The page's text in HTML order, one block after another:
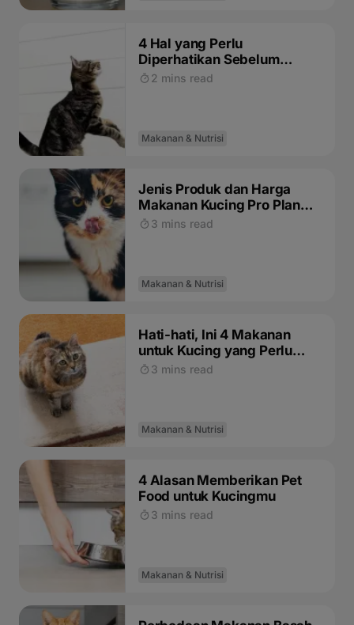
4 Hal yang Perlu
Diperhatikan Sebelum
Mengganti Makanan Kucing
2 mins read
Makanan & Nutrisi
Jenis Produk dan Harga
Makanan Kucing Pro Plan
Wet yang Perlu PetLovers
3 mins read
Makanan & Nutrisi
Hati-hati, Ini 4 Makanan
untuk Kucing yang Perlu
Dihindari!
3 mins read
Makanan & Nutrisi
4 Alasan Memberikan Pet
Food untuk Kucingmu
3 mins read
Makanan & Nutrisi